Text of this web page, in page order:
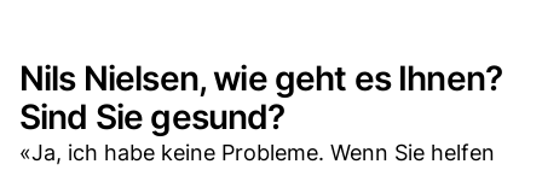
Nils Nielsen, wie geht es Ihnen?
Sind Sie gesund?
«Ja, ich habe keine Probleme. Wenn Sie helfen